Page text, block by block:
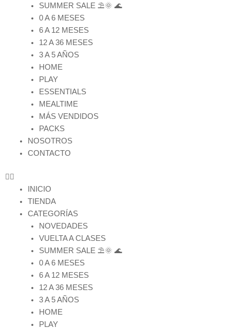
SUMMER SALE ⛱️🌞 🌊
0 A 6 MESES
6 A 12 MESES
12 A 36 MESES
3 A 5 AÑOS
HOME
PLAY
ESSENTIALS
MEALTIME
MÁS VENDIDOS
PACKS
NOSOTROS
CONTACTO
INICIO
TIENDA
CATEGORÍAS
NOVEDADES
VUELTA A CLASES
SUMMER SALE ⛱️🌞 🌊
0 A 6 MESES
6 A 12 MESES
12 A 36 MESES
3 A 5 AÑOS
HOME
PLAY